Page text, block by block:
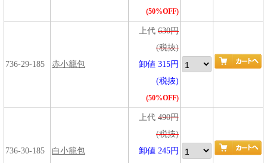
(50%OFF)
736-29-185 赤小籠包
上代 630円
(税抜)
卸値 315円
(税抜)
(50%OFF)
736-30-185 白小籠包
上代 490円
(税抜)
卸値 245円